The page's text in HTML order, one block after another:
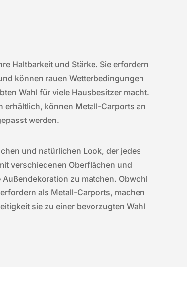
Haltbarkeit und Stärke. Sie erfordern
können rauen Wetterbedingungen
Wahl für viele Hausbesitzer macht.
erhältlich, können Metall-Carports an
werden.
und natürlichen Look, der jedes
verschiedenen Oberflächen und
zu matchen. Obwohl
als Metall-Carports, machen
sie zu einer bevorzugten Wahl